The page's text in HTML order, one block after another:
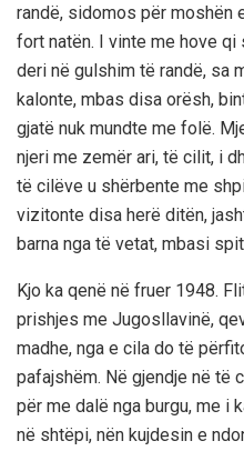
randë, sidomos për moshën
fort natën. I vinte me hove qi
deri në gulshim të randë, sa
kalonte, mbas disa orësh,
gjatë nuk mundte me folë.
njeri me zemër ari, të cilit, i
të cilëve u shërbente me
vizitonte disa herë ditën,
barna nga të vetat, mbasi
Kjo ka qenë në fruer 1948.
prishjes me Jugosllavinë,
madhe, nga e cila do të
pafajshëm. Në gjendje në të
për me dalë nga burgu, me i
në shtëpi, nën kujdesin e